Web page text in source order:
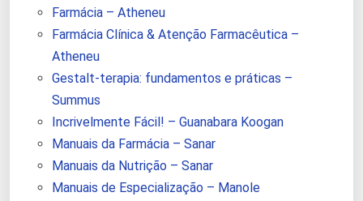
Farmácia – Atheneu
Farmácia Clínica & Atenção Farmacêutica –
Atheneu
Gestalt-terapia: fundamentos e práticas –
Summus
Incrivelmente Fácil! – Guanabara Koogan
Manuais da Farmácia – Sanar
Manuais da Nutrição – Sanar
Manuais de Especialização – Manole